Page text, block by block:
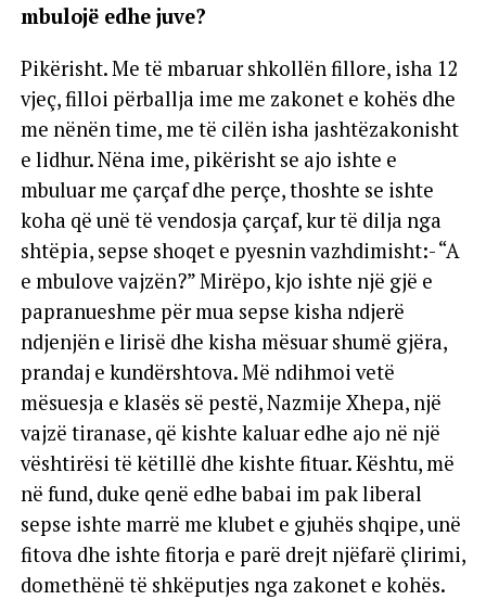
mbulojë edhe juve?
Pikërisht. Me të mbaruar shkollën fillore, isha 12
vjeç, filloi përballja ime me zakonet e kohës dhe
me nënën time, me të cilën isha jashtëzakonisht
e lidhur. Nëna ime, pikërisht se ajo ishte e
mbuluar me çarçaf dhe perçe, thoshte se ishte
koha që unë të vendosja çarçaf, kur të dilja nga
shtëpia, sepse shoqet e pyesnin vazhdimisht:- “A
e mbulove vajzën?” Mirëpo, kjo ishte një gjë e
papranueshme për mua sepse kisha ndjerë
ndjenjën e lirisë dhe kisha mësuar shumë gjëra,
prandaj e kundërshtova. Më ndihmoi vetë
mësuesja e klasës së pestë, Nazmije Xhepa, një
vajzë tiranase, që kishte kaluar edhe ajo në një
vështirësi të këtillë dhe kishte fituar. Kështu, më
në fund, duke qenë edhe babai im pak liberal
sepse ishte marrë me klubet e gjuhës shqipe, unë
fitova dhe ishte fitorja e parë drejt njëfarë çlirimi,
domethënë të shkëputjes nga zakonet e kohës.